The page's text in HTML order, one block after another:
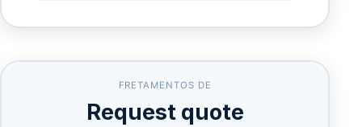
FRETAMENTOS DE
Request quote